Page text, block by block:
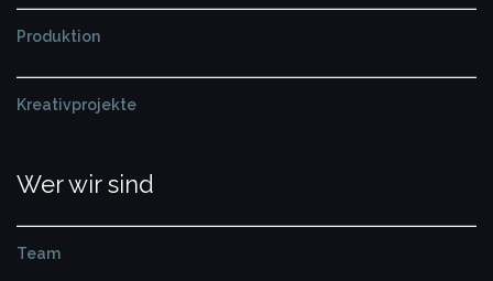
Produktion
Kreativprojekte
Wer wir sind
Team